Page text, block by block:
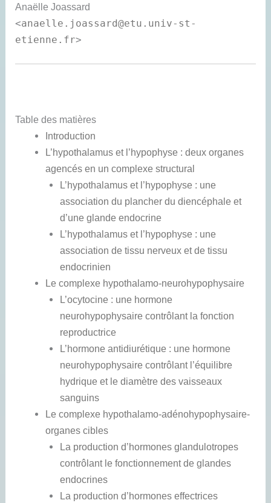
Anaëlle Joassard
<anaelle.joassard@etu.univ-st-
etienne.fr>
Table des matières
Introduction
L’hypothalamus et l’hypophyse : deux organes
agencés en un complexe structural
L’hypothalamus et l’hypophyse : une
association du plancher du diencéphale et
d’une glande endocrine
L’hypothalamus et l’hypophyse : une
association de tissu nerveux et de tissu
endocrinien
Le complexe hypothalamo-neurohypophysaire
L’ocytocine : une hormone
neurohypophysaire contrôlant la fonction
reproductrice
L’hormone antidiurétique : une hormone
neurohypophysaire contrôlant l’équilibre
hydrique et le diamètre des vaisseaux
sanguins
Le complexe hypothalamo-adénohypophysaire-
organes cibles
La production d’hormones glandulotropes
contrôlant le fonctionnement de glandes
endocrines
La production d’hormones effectrices